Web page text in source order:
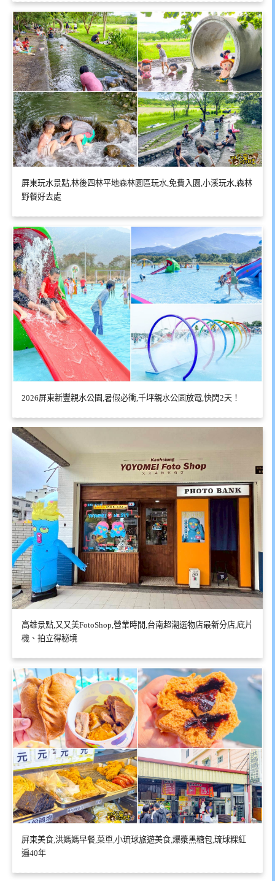
屏東玩水景點,林後四林平地森林園區玩水,免費入園,小溪玩水,森林
野餐好去處
2026屏東新豐親水公園,暑假必衝,千坪親水公園放電,快閃2天！
高雄景點,又又美FotoShop,營業時間,台南超潮選物店最新分店,底片
機、拍立得秘境
屏東美食,洪媽媽早餐,菜單,小琉球旅遊美食,爆漿黑糖包,琉球粿紅
遍40年